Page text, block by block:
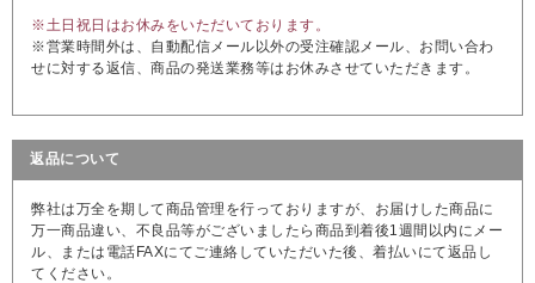
※土日祝日はお休みをいただいております。
※営業時間外は、自動配信メール以外の受注確認メール、お問い合わ
せに対する返信、商品の発送業務等はお休みさせていただきます。
返品について
弊社は万全を期して商品管理を行っておりますが、お届けした商品に
万一商品違い、不良品等がございましたら商品到着後1週間以内にメー
ル、または電話FAXにてご連絡していただいた後、着払いにて返品し
てください。